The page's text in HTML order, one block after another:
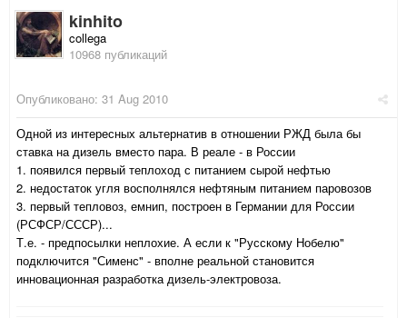
kinhito
collega
10968 публикаций
Опубликовано: 31 Aug 2010
Одной из интересных альтернатив в отношении РЖД была бы
ставка на дизель вместо пара. В реале - в России
1. появился первый теплоход с питанием сырой нефтью
2. недостаток угля восполнялся нефтяным питанием паровозов
3. первый тепловоз, емнип, построен в Германии для России
(РСФСР/СССР)...
Т.е. - предпосылки неплохие. А если к "Русскому Нобелю"
подключится "Сименс" - вполне реальной становится
инновационная разработка дизель-электровоза.